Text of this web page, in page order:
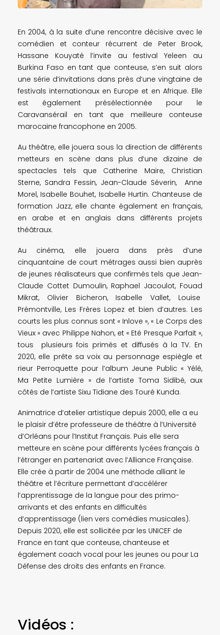
En 2004, à la suite d’une rencontre décisive avec le
comédien et conteur récurrent de Peter Brook,
Hassane Kouyaté l’invite au festival Yeleen au
Burkina Faso en tant que conteuse, s’en suit alors
une série d’invitations dans près d’une vingtaine de
festivals internationaux en Europe et en Afrique. Elle
est également présélectionnée pour le
Caravansérail en tant que meilleure conteuse
marocaine francophone en 2005.
Au théâtre, elle jouera sous la direction de différents
metteurs en scène dans plus d’une dizaine de
spectacles tels que Catherine Maire, Christian
Sterne, Sandra Fessin, Jean-Claude Séverin, Anne
Morel, Isabelle Bouhet, Isabelle Hurtin. Chanteuse de
formation Jazz, elle chante également en français,
en arabe et en anglais dans différents projets
théâtraux.
Au cinéma, elle jouera dans près d’une
cinquantaine de court métrages aussi bien auprès
de jeunes réalisateurs que confirmés tels que Jean-
Claude Cottet Dumoulin, Raphael Jacoulot, Fouad
Mikrat, Olivier Bicheron, Isabelle Vallet, Louise
Prémontville, Les Frères Lopez et bien d’autres. Les
courts les plus connus sont « Inlove », « Le Corps des
Vieux » avec Philippe Nahon, et « Eté Presque Parfait »,
tous plusieurs fois primés et diffusés à la TV. En
2020, elle prête sa voix au personnage espiègle et
rieur Perroquette pour l’album Jeune Public « Yélé,
Ma Petite Lumière » de l’artiste Toma Sidibé, aux
côtés de l’artiste Sixu Tidiane des Touré Kunda.
Animatrice d’atelier artistique depuis 2000, elle a eu
le plaisir d’être professeure de théâtre à l’Université
d’Orléans pour l’Institut Français. Puis elle sera
metteure en scène pour différents lycées français à
l’étranger en partenariat avec l’Alliance Française.
Elle crée à partir de 2004 une méthode alliant le
théâtre et l’écriture permettant d’accélérer
l’apprentissage de la langue pour des primo-
arrivants et des enfants en difficultés
d’apprentissage (lien vers comédies musicales).
Depuis 2020, elle est sollicitée par les UNICEF de
France en tant que conteuse, chanteuse et
également coach vocal pour les jeunes ou pour La
Défense des droits des enfants en France.
Vidéos :